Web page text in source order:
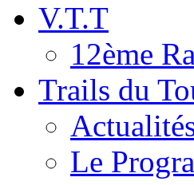
V.T.T
12ème
Trails du
Le